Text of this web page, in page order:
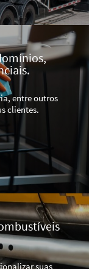
entre outros
clientes.
suas